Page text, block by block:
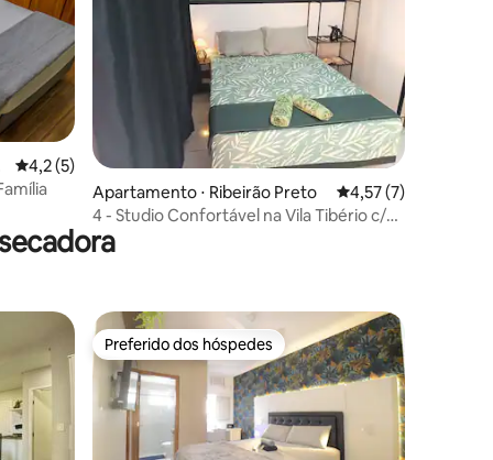
4,2 de uma avaliação média de 5, 5 avaliações
4,2 (5)
Apartamento ⋅ Ribeirão Preto 4,57 de uma
4,57 (7)
4 - Studio Confortável na Vila Tibério c/
garagem.
Preferido dos hóspedes
Preferido dos hóspedes